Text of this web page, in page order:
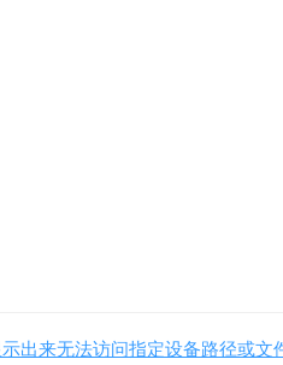
出来无法访问指定设备路径或